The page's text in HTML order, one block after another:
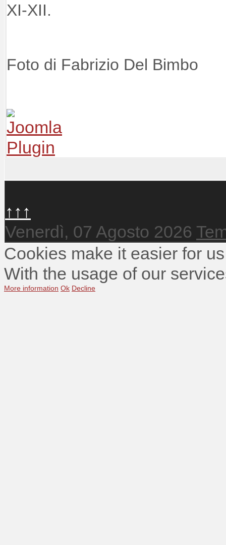
XI-XII.
Foto di Fabrizio Del Bimbo
↑↑↑
Venerdì, 07 Agosto 2026
Cookies make it easier for
With the usage of our
More information Ok Decline